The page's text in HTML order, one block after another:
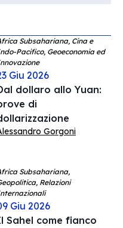
Subsahariana, Cina e
Pacifico, Geoeconomia ed
Giu 2026
dollaro allo Yuan:
di
Gorgoni
Subsahariana,
Relazioni
Giu 2026
Sahel come fianco